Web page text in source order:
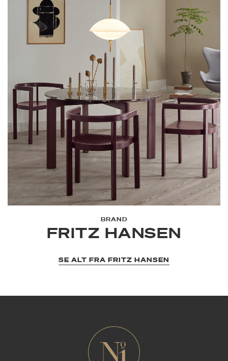
BRAND
FRITZ HANSEN
SE ALT FRA FRITZ HANSEN